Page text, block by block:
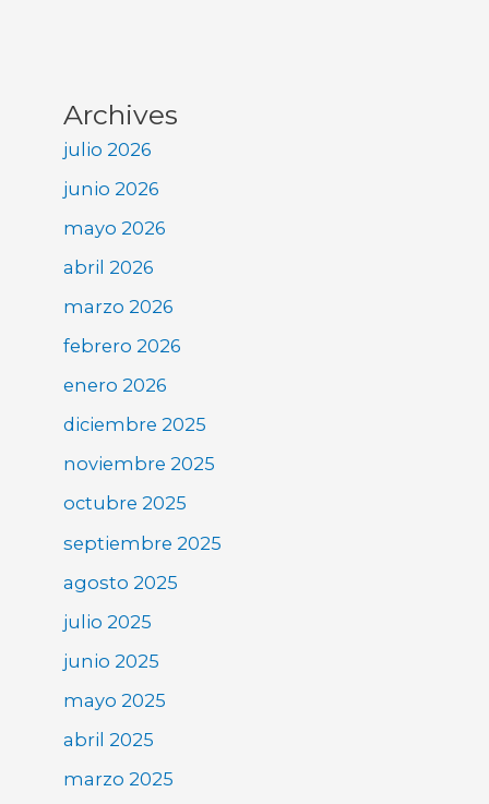
Archives
julio 2026
junio 2026
mayo 2026
abril 2026
marzo 2026
febrero 2026
enero 2026
diciembre 2025
noviembre 2025
octubre 2025
septiembre 2025
agosto 2025
julio 2025
junio 2025
mayo 2025
abril 2025
marzo 2025